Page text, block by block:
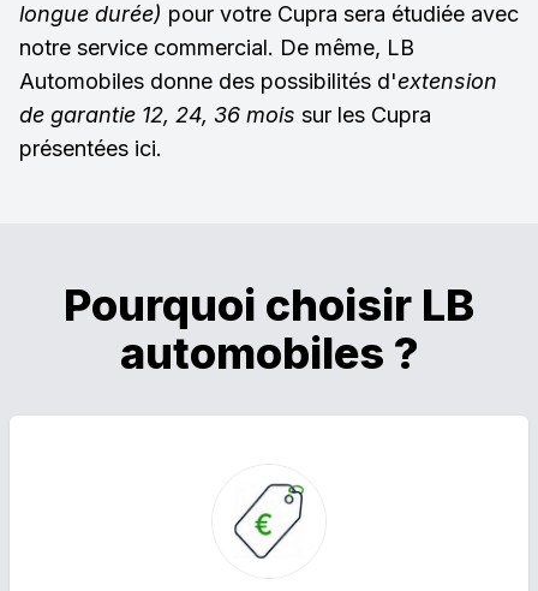
longue durée) pour votre Cupra sera étudiée avec
notre service commercial. De même, LB
Automobiles donne des possibilités d'extension
de garantie 12, 24, 36 mois sur les Cupra
présentées ici.
Pourquoi choisir LB
automobiles ?